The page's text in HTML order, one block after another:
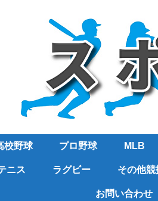
校野球 プロ野球 MLB
ニス ラグビー その他競
お問い合わせ